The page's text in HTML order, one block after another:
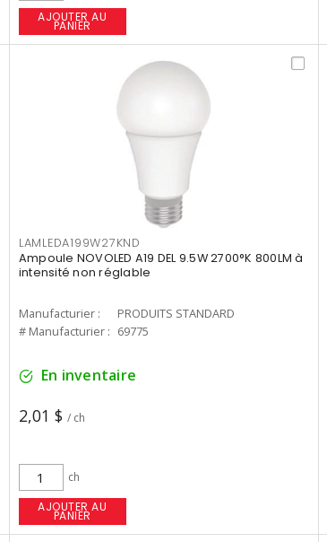
AJOUTER AU
PANIER
LAMLEDA199W27KND
Ampoule NOVOLED A19 DEL 9.5W 2700°K 800LM à
intensité non réglable
Manufacturier :
PRODUITS STANDARD
# Manufacturier : 69775
En inventaire
2,01 $ / ch
ch
AJOUTER AU
PANIER